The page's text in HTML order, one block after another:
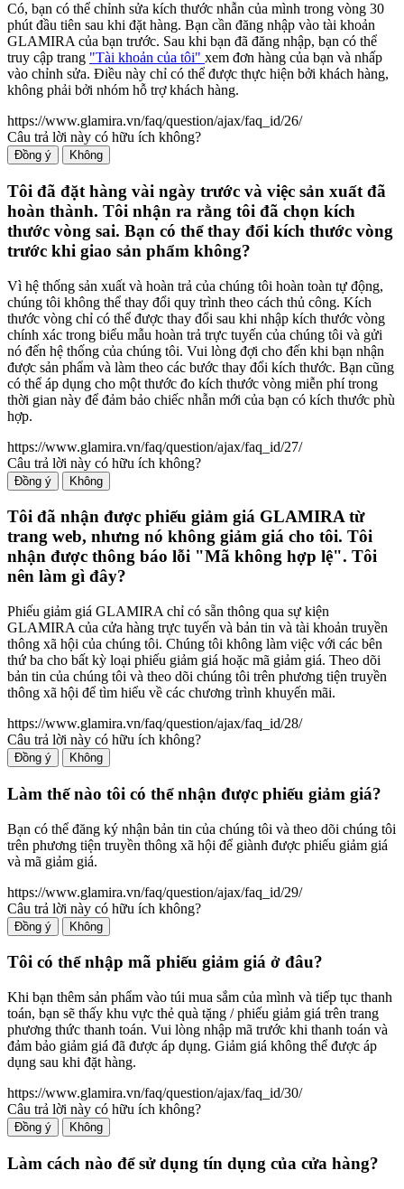
Có, bạn có thể chỉnh sửa kích thước nhẫn của mình trong vòng 30
phút đầu tiên sau khi đặt hàng. Bạn cần đăng nhập vào tài khoản
GLAMIRA của bạn trước. Sau khi bạn đã đăng nhập, bạn có thể
truy cập trang "Tài khoản của tôi" xem đơn hàng của bạn và nhấp
vào chỉnh sửa. Điều này chỉ có thể được thực hiện bởi khách hàng,
không phải bởi nhóm hỗ trợ khách hàng.
https://www.glamira.vn/faq/question/ajax/faq_id/26/
Câu trả lời này có hữu ích không?
Đồng ý Không
Tôi đã đặt hàng vài ngày trước và việc sản xuất đã
hoàn thành. Tôi nhận ra rằng tôi đã chọn kích
thước vòng sai. Bạn có thể thay đổi kích thước vòng
trước khi giao sản phẩm không?
Vì hệ thống sản xuất và hoàn trả của chúng tôi hoàn toàn tự động,
chúng tôi không thể thay đổi quy trình theo cách thủ công. Kích
thước vòng chỉ có thể được thay đổi sau khi nhập kích thước vòng
chính xác trong biểu mẫu hoàn trả trực tuyến của chúng tôi và gửi
nó đến hệ thống của chúng tôi. Vui lòng đợi cho đến khi bạn nhận
được sản phẩm và làm theo các bước thay đổi kích thước. Bạn cũng
có thể áp dụng cho một thước đo kích thước vòng miễn phí trong
thời gian này để đảm bảo chiếc nhẫn mới của bạn có kích thước phù
hợp.
https://www.glamira.vn/faq/question/ajax/faq_id/27/
Câu trả lời này có hữu ích không?
Đồng ý Không
Tôi đã nhận được phiếu giảm giá GLAMIRA từ
trang web, nhưng nó không giảm giá cho tôi. Tôi
nhận được thông báo lỗi "Mã không hợp lệ". Tôi
nên làm gì đây?
Phiếu giảm giá GLAMIRA chỉ có sẵn thông qua sự kiện
GLAMIRA của cửa hàng trực tuyến và bản tin và tài khoản truyền
thông xã hội của chúng tôi. Chúng tôi không làm việc với các bên
thứ ba cho bất kỳ loại phiếu giảm giá hoặc mã giảm giá. Theo dõi
bản tin của chúng tôi và theo dõi chúng tôi trên phương tiện truyền
thông xã hội để tìm hiểu về các chương trình khuyến mãi.
https://www.glamira.vn/faq/question/ajax/faq_id/28/
Câu trả lời này có hữu ích không?
Đồng ý Không
Làm thế nào tôi có thể nhận được phiếu giảm giá?
Bạn có thể đăng ký nhận bản tin của chúng tôi và theo dõi chúng tôi
trên phương tiện truyền thông xã hội để giành được phiếu giảm giá
và mã giảm giá.
https://www.glamira.vn/faq/question/ajax/faq_id/29/
Câu trả lời này có hữu ích không?
Đồng ý Không
Tôi có thể nhập mã phiếu giảm giá ở đâu?
Khi bạn thêm sản phẩm vào túi mua sắm của mình và tiếp tục thanh
toán, bạn sẽ thấy khu vực thẻ quà tặng / phiếu giảm giá trên trang
phương thức thanh toán. Vui lòng nhập mã trước khi thanh toán và
đảm bảo giảm giá đã được áp dụng. Giảm giá không thể được áp
dụng sau khi đặt hàng.
https://www.glamira.vn/faq/question/ajax/faq_id/30/
Câu trả lời này có hữu ích không?
Đồng ý Không
Làm cách nào để sử dụng tín dụng của cửa hàng?